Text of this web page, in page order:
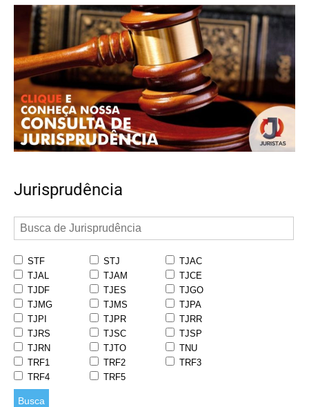
Jurisprudência
STF STJ
TJAC
TJAL
TJAM
TJCE
TJDF
TJES
TJGO
TJMG
TJMS
TJPA
TJPI
TJPR
TJRR
TJRS
TJSC
TJSP
TJRN
TJTO
TNU
TRF1
TRF2
TRF3
TRF4
TRF5
Busca